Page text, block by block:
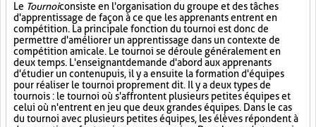
Le Tournoiconsiste en l'organisation du groupe et des tâches
d'apprentissage de façon à ce que les apprenants entrent en
compétition. La principale fonction du tournoi est donc de
permettre d'améliorer un apprentissage dans un contexte de
compétition amicale. Le tournoi se déroule généralement en
deux temps. L'enseignant demande d'abord aux apprenants
d'étudier un contenu puis, il y a ensuite la formation d'équipes
pour réaliser le tournoi proprement dit. Il y a deux types de
tournois : le tournoi où s'affrontent plusieurs petites équipes et
celui où n'entrent en jeu que deux grandes équipes. Dans le cas
du tournoi avec plusieurs petites équipes, les élèves répondent à